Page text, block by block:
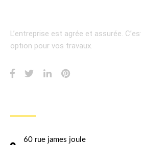
L’entreprise est agrée et assurée.
option pour vos travaux.
60 rue james joule